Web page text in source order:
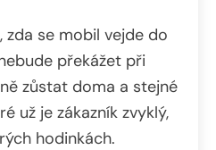
se mobil vejde do
překážet při
zůstat doma a stejné
už je zákazník zvyklý,
hodinkách.